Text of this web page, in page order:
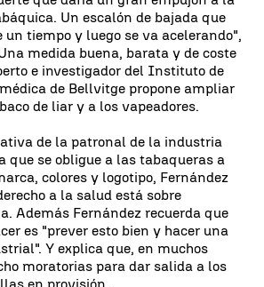
Un escalón de bajada que
un tiempo y luego se va acelerando",
medida buena, barata y de coste
e investigador del Instituto de
de Bellvitge propone ampliar
de liar y a los vapeadores.
de la patronal de la industria
que se obligue a las tabaqueras a
colores y logotipo, Fernández
a la salud está sobre
Además Fernández recuerda que
es "prever esto bien y hacer una
Y explica que, en muchos
moratorias para dar salida a los
en provisión.